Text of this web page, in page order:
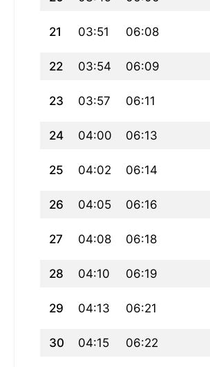
21 03:51 06:08
22 03:54 06:09
23 03:57 06:11
24 04:00 06:13
25 04:02 06:14
26 04:05 06:16
27 04:08 06:18
28 04:10 06:19
29 04:13 06:21
30 04:15 06:22